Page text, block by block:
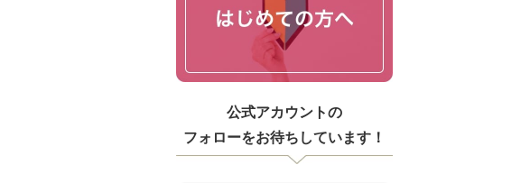
公式アカウントの
フォローをお待ちしています！